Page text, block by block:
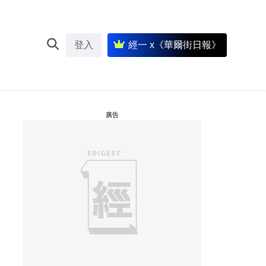
登入 經一 x《華爾街日報》
廣告